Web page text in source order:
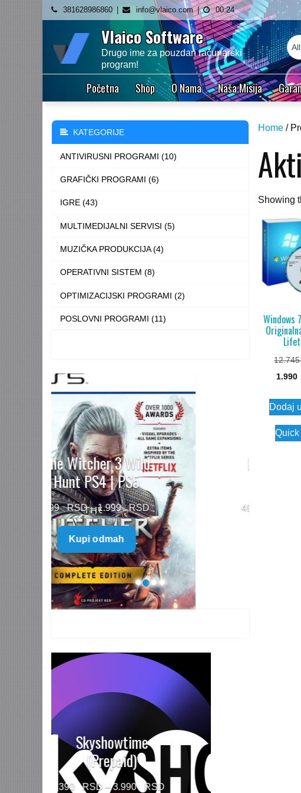
Skip
content
381628986860 info@vlaico.com 00:24
Vlaico Software
Drugo ime za pouzdan računarski
program!
Početna Shop O Nama Naša Misija
Home /
Showing
Windows
1.990
Dodaj
KATEGORIJE
ANTIVIRUSNI PROGRAMI (10)
GRAFIČKI PROGRAMI (6)
IGRE (43)
MULTIMEDIJALNI SERVISI (5)
MUZIČKA PRODUKCIJA (4)
OPERATIVNI SISTEM (8)
OPTIMIZACIJSKI PROGRAMI (2)
POSLOVNI PROGRAMI (11)
Need for Speed™
Unbound PS5
499 – 1.499
Kupi odmah
HBO MAX Premium
(Prepaid)
790 – 5.960 Price